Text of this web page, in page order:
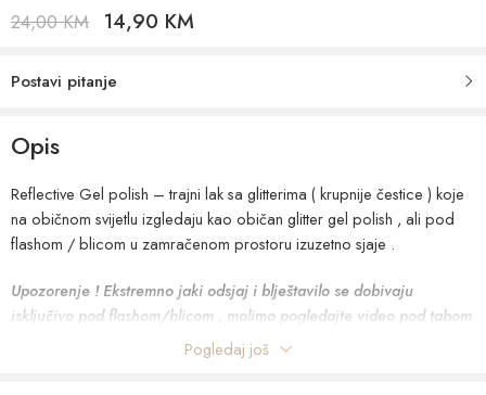
24,00KM 14,90 KM
Postavi pitanje
Opis
Reflective Gel polish – trajni lak sa glitterima ( krupnije čestice ) koje
na običnom svijetlu izgledaju kao običan glitter gel polish , ali pod
flashom / blicom u zamračenom prostoru izuzetno sjaje .
Upozorenje ! Ekstremno jaki odsjaj i blještavilo se dobivaju
isključivo pod flashom/blicom , molimo pogledajte video pod tabom
Pogledaj još